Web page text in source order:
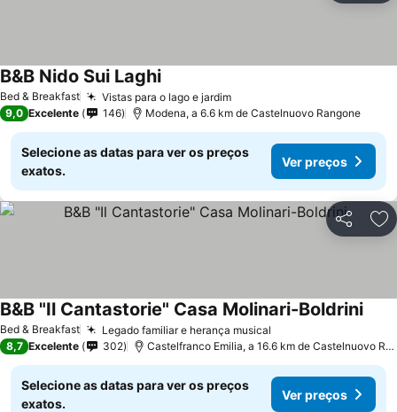
Bed & Breakfast Vistas para o lago e jardimVer preços
B&B Nido Sui LaghiVer preços
9,0 Excelente 146 Modena, a 6.6 km de Castelnuovo Rangone
Selecione as datas para ver os preços
exatos.
Ver preços
Partilhar
Bed & Breakfast Legado familiar e herança musical
B&B "Il Cantastorie" Casa Molinari-BoldriniVer
8,7 Excelente 302 Castelfranco Emilia, a 16.6 km de Castelnuovo
Selecione as datas para ver os preços
exatos.
Ver preços